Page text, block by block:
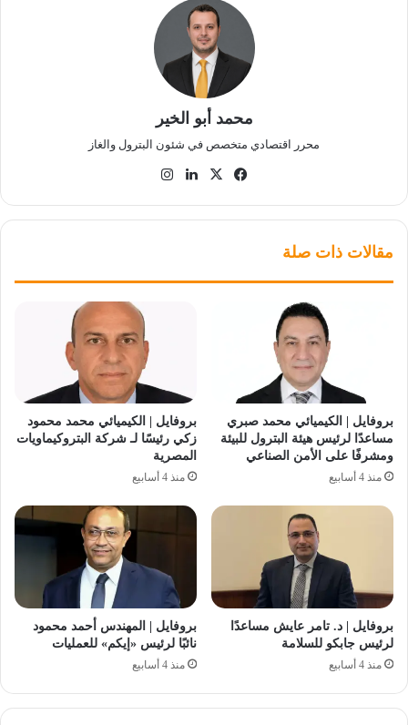
محمد أبو الخير
محرر اقتصادي متخصص في شئون البترول والغاز
فيسبوك
‫X لينكدإن
مقالات ذات صلة
بروفايل | الكيميائي محمد صبري
مساعدًا لرئيس هيئة البترول للبيئة
ومشرفًا على الأمن الصناعي
منذ 4 أسابيع
بروفايل | الكيميائي محمد محمود
زكي رئيسًا لـ شركة البتروكيماويات
المصرية
منذ 4 أسابيع
بروفايل | د. تامر عايش مساعدًا
لرئيس جابكو للسلامة
منذ 4 أسابيع
بروفايل | المهندس أحمد محمود
نائبًا لرئيس «إيكم» للعمليات
منذ 4 أسابيع